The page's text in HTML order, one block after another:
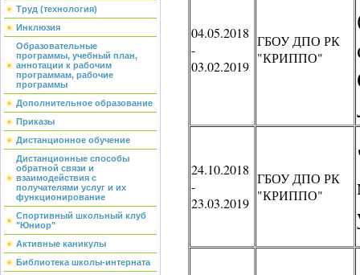
Труд (технология)
Инклюзия
Образовательные
программы, учебный план,
аннотации к рабочим
программам, рабочие
программы
Дополнительное образование
Приказы
Дистанционное обучение
Дистанционные способы
обратной связи и
взаимодействия с
получателями услуг и их
функционирование
Спортивный школьный клуб
"Юниор"
Активные каникулы
Библиотека школы-интерната
04.05.2018
-
03.02.2019
ГБОУ ДПО РК
"КРИППО"
24.10.2018
-
23.03.2019
ГБОУ ДПО РК
"КРИППО"